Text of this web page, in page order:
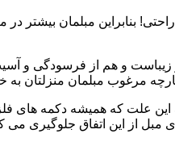
بنابراین مبلمان
زیباست و هم از فرسودگی و
مرغوب مبلمان منزلتان
به این علت که همیشه دکمه
مبل از این اتفاق جلوگیری می